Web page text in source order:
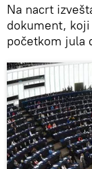
Na nacrt
dokument,
početkom jula